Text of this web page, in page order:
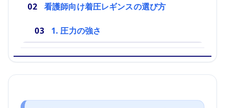
看護師向け着圧レギンスの選び方
1. 圧力の強さ